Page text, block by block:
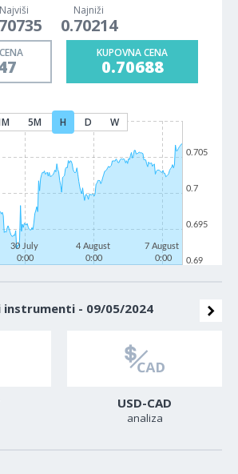
Najviši Najniži
0.70214
KUPOVNA CENA
0.70688
5M H D W
30 July
0:00
4 August
0:00
7 August
0:00
0.69
0.695
0.7
0.705
instrumenti - 09/05/2024
USD-CAD
analiza